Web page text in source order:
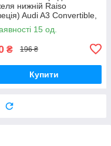
нижній Raiso
Audi A3 Convertible,
А3 08- #RL-1K0182E
15 од.
₴ 196 ₴
Купити